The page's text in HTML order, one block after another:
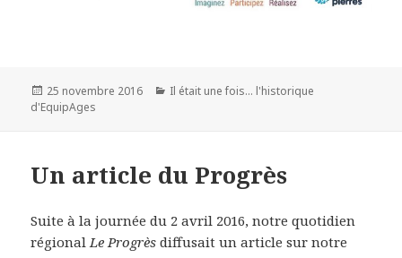
25 novembre 2016
Il était une fois... l'historique
d'EquipAges
Un article du Progrès
Suite à la journée du 2 avril 2016, notre quotidien
régionalLe Progrès diffusait un article sur notre